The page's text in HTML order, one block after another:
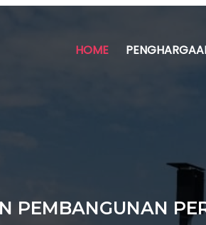
HOME
PEMBANGUNAN